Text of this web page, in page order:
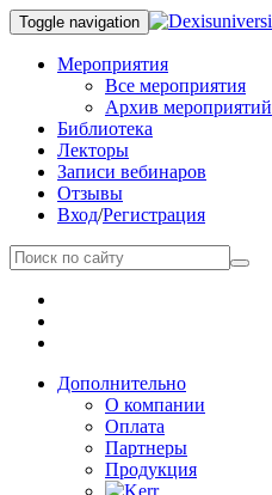
Toggle navigation
Мероприятия
Все мероприятия
Архив мероприятий
Библиотека
Лекторы
Записи вебинаров
Отзывы
Вход/Регистрация
Дополнительно
О компании
Оплата
Партнеры
Продукция